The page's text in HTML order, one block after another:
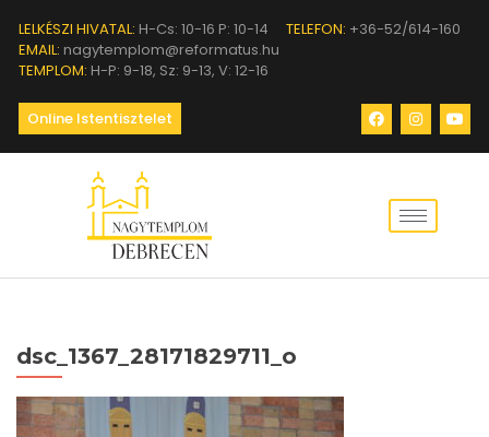
LELKÉSZI HIVATAL: H-Cs: 10-16 P: 10-14 TELEFON: +36-52/614-160
EMAIL: nagytemplom@reformatus.hu
TEMPLOM: H-P: 9-18, Sz: 9-13, V: 12-16
Online Istentisztelet
dsc_1367_28171829711_o